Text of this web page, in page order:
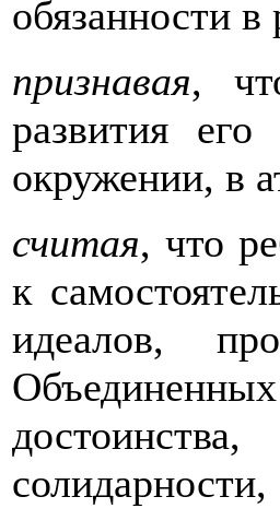
обязанности
признавая,
развития
окружении, в
считая, что
к
идеалов,
солидарности,